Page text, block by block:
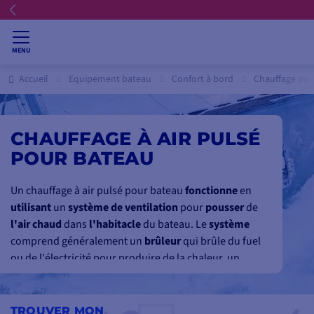
MENU
Accueil Equipement bateau Confort à bord Chauffage
CHAUFFAGE À AIR PULSÉ
POUR BATEAU
Un chauffage à air pulsé pour bateaufonctionneen
utilisantunsystème de ventilation pourpousserde
l'air chaud dans l'habitacledu bateau. Lesystème
comprend généralement un brûleurqui brûle du fuel
ou de l'électricité pour produire de la chaleur, un
ventilateurpour pousser l'air chaud dans l'habitacle,
et unréseau de conduits
pour distribuer l'air chaud
dans différentes parties du bateau.
TROUVER MON